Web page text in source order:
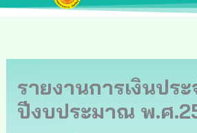
รายงานการเงินประ
ปีงบประมาณ พ.ศ